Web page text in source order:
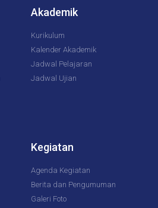
Akademik
Kurikulum
Kalender Akademik
Jadwal Pelajaran
Jadwal Ujian
Kegiatan
Agenda Kegiatan
Berita dan Pengumuman
Galeri Foto